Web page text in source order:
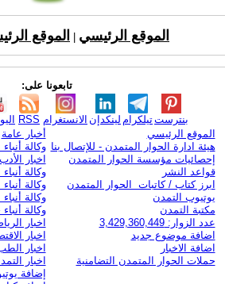
الموقع الرئيسي الموقع
تابعونا على:
RSS الانستغرام لينكدإن تيلكرامبنترست
الموقع الرئيسي
هيئة ادارة الحوار المتمدن - للإتصال بنا
إحصائيات مؤسسة الحوار المتمدن
قواعد النشر
ابرز كتاب / كاتبات الحوار المتمدن
يوتيوب التمدن
مكتبة التمدن
عدد الزوار: 3,429,360,449
اضافة موضوع جديد
اضافة الاخبار
حملات الحوار المتمدن التضامنية
أخبار عامة
وكالة
اخبار
وكالة أنباء
وكالة أنباء
وكالة
وكالة
اخبار
اخبار
اخبار
اخبار
إضافة